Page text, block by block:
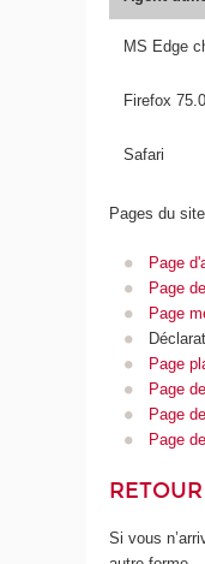
MS Edge
Firefox
Safari
Pages du
Page
Page
Page
Page
Page
Page
Page
Si vous